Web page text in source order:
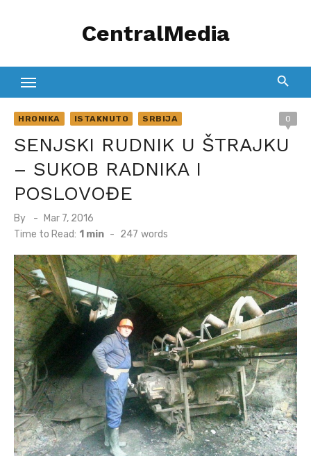
CentralMedia
HRONIKA ISTAKNUTO SRBIJA 0
SENJSKI RUDNIK U ŠTRAJKU
– SUKOB RADNIKA I
POSLOVOĐE
By
Posted
on
Mar 7, 2016
Time to Read: 1 min - 247 words